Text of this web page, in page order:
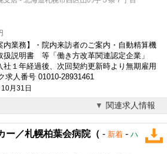
内業務】・院内来訪者のご案内・自動精算機
扱説明書 等「働き方改革関連認定企業」
社１年経過後、次回契約更新時より無期雇用
求人番号 01010-28931461
月31日
関連求人情報
ー／札幌柏葉会病院（ - 新着 - ハ